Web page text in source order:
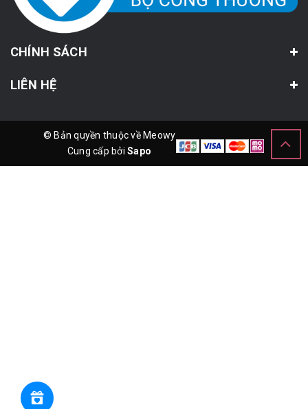
CHÍNH SÁCH
LIÊN HỆ
© Bản quyền thuộc về Meowy
Cung cấp bởiSapo